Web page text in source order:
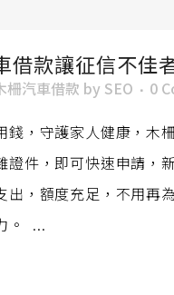
借款讓征信不佳
柵汽車借款 by SEO 0
錢，守護家人健康，木
證件，即可快速申請，
出，額度充足，不用再
。 ...